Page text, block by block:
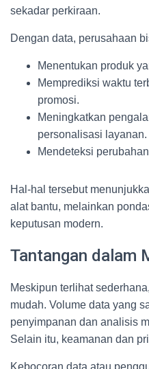
sekadar perkiraan.
Dengan data, perusahaan
Menentukan produk
Memprediksi waktu
promosi.
Meningkatkan
personalisasi layanan.
Mendeteksi
Hal-hal tersebut
alat bantu, melainkan
keputusan modern.
Tantangan dalam
Meskipun terlihat
mudah. Volume data yang
penyimpanan dan analisis
Selain itu, keamanan dan
Kebocoran data atau